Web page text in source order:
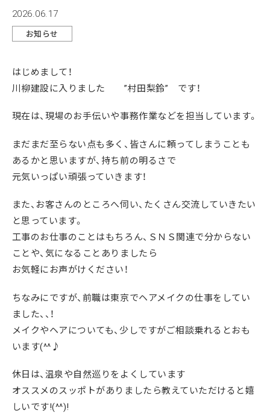
2026.06.17
お知らせ
はじめまして！
川柳建設に入りました ”村田梨鈴” です！
現在は、現場のお手伝いや事務作業などを担当しています。
まだまだ至らない点も多く、皆さんに頼ってしまうことも
あるかと思いますが、持ち前の明るさで
元気いっぱい頑張っていきます！
また、お客さんのところへ伺い、たくさん交流していきたい
と思っています。
工事のお仕事のことはもちろん、ＳＮＳ関連で分からない
ことや、気になることありましたら
お気軽にお声がけください！
ちなみにですが、前職は東京でヘアメイクの仕事をしてい
ました、、！
メイクやヘアについても、少しですがご相談乗れるとおも
います(^^♪
休日は、温泉や自然巡りをよくしています
オススメのスッポトがありましたら教えていただけると嬉
しいです!(^^)!